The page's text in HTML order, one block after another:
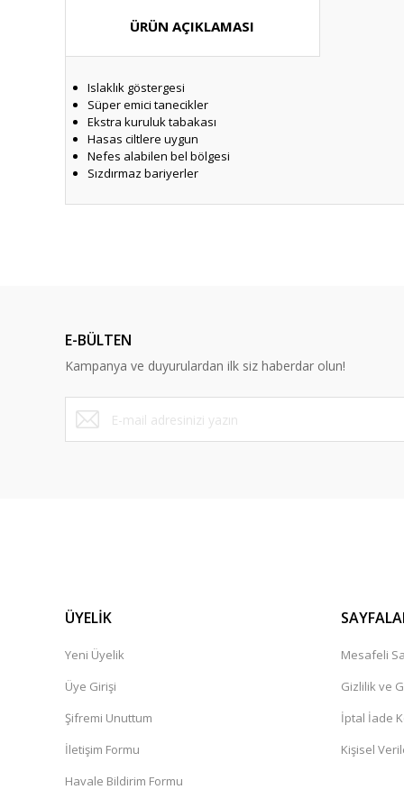
ÜRÜN AÇIKLAMASI
Islaklık göstergesi
Süper emici tanecikler
Ekstra kuruluk tabakası
Hasas ciltlere uygun
Nefes alabilen bel bölgesi
Sızdırmaz bariyerler
Ürün bilgilerinde hatalar bulunuyor.
Ürün fiyatı diğer sitelerden daha pahalı.
Bu ürüne benzer farklı alternatifler olmalı.
E-BÜLTEN
Kampanya ve duyurulardan ilk siz haberdar olun!
ÜYELİK
Yeni Üyelik
Üye Girişi
Şifremi Unuttum
İletişim Formu
Havale Bildirim Formu
Mesafeli
Gizlilik ve
İptal İade
Kişisel